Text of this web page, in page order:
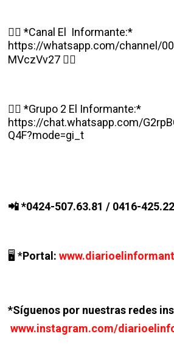
👉🏽 *Canal El Informante:*
https://whatsapp.com/channel/
MVczVv27 👈🏽
👉🏽 *Grupo 2 El Informante:*
https://chat.whatsapp.com/
Q4F?mode=gi_t
📲 *0424-507.63.81 / 0416-
🖥️ *Portal:
*Síguenos por nuestras redes
www.instagram.com/